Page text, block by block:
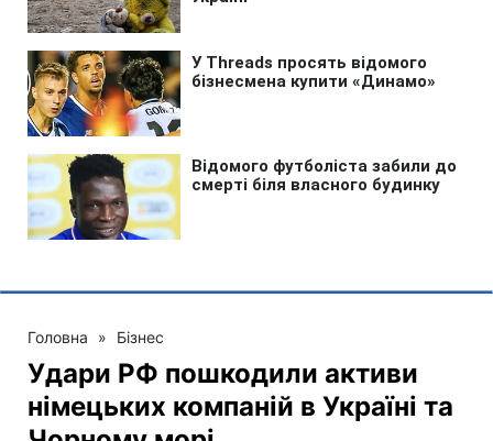
Головна » Бізнес
Удари РФ пошкодили активи
німецьких компаній в Україні та